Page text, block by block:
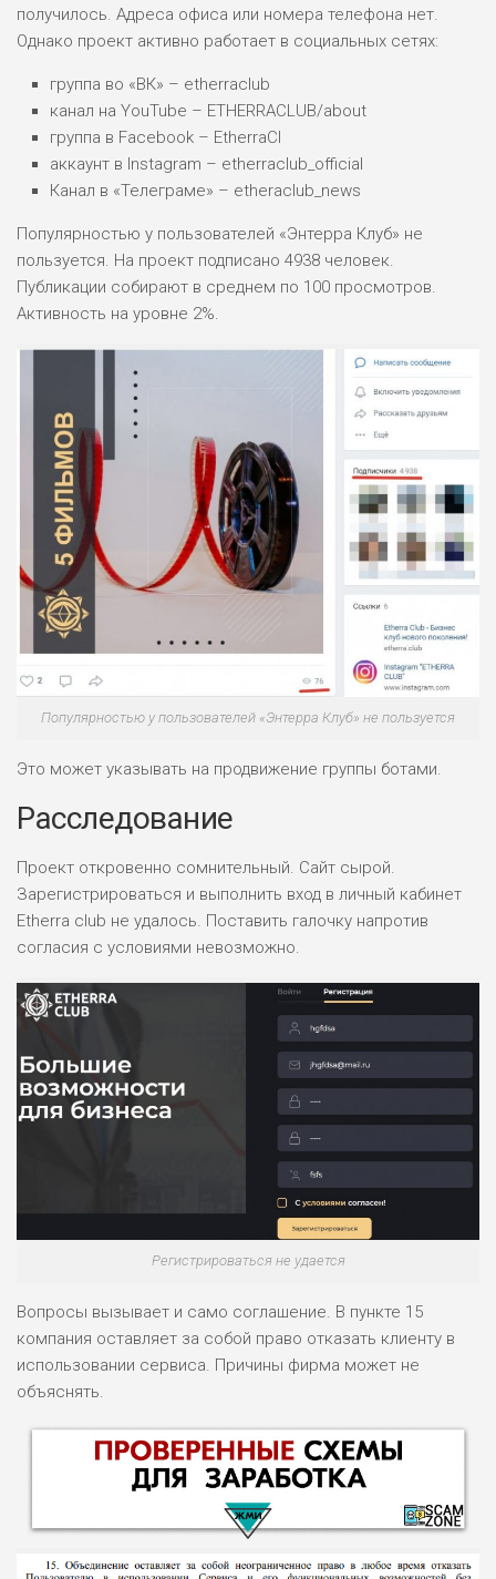
получилось. Адреса офиса или номера телефона нет.
Однако проект активно работает в социальных сетях:
группа во «ВК» – etherraclub
канал на YouTube – ETHERRACLUB/about
группа в Facebook – EtherraCl
аккаунт в Instagram – etherraclub_official
Канал в «Телеграме» – etheraclub_news
Популярностью у пользователей «Энтерра Клуб» не
пользуется. На проект подписано 4938 человек.
Публикации собирают в среднем по 100 просмотров.
Активность на уровне 2%.
Популярностью у пользователей «Энтерра Клуб» не пользуется
Это может указывать на продвижение группы ботами.
Расследование
Проект откровенно сомнительный. Сайт сырой.
Зарегистрироваться и выполнить вход в личный кабинет
Etherra club не удалось. Поставить галочку напротив
согласия с условиями невозможно.
Регистрироваться не удается
Вопросы вызывает и само соглашение. В пункте 15
компания оставляет за собой право отказать клиенту в
использовании сервиса. Причины фирма может не
объяснять.